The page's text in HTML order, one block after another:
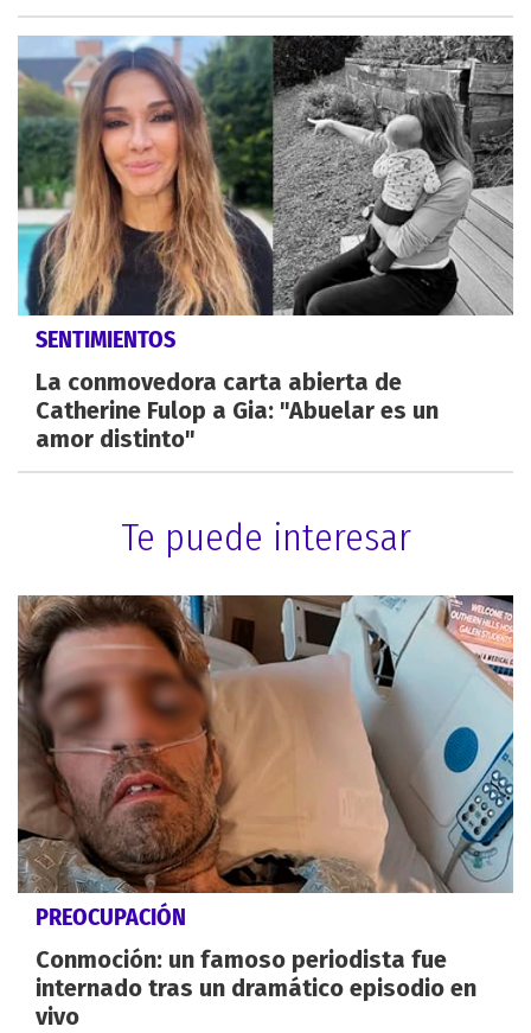
SENTIMIENTOS
La conmovedora carta abierta de
Catherine Fulop a Gia: "Abuelar es un
amor distinto"
Te puede interesar
PREOCUPACIÓN
Conmoción: un famoso periodista fue
internado tras un dramático episodio en
vivo